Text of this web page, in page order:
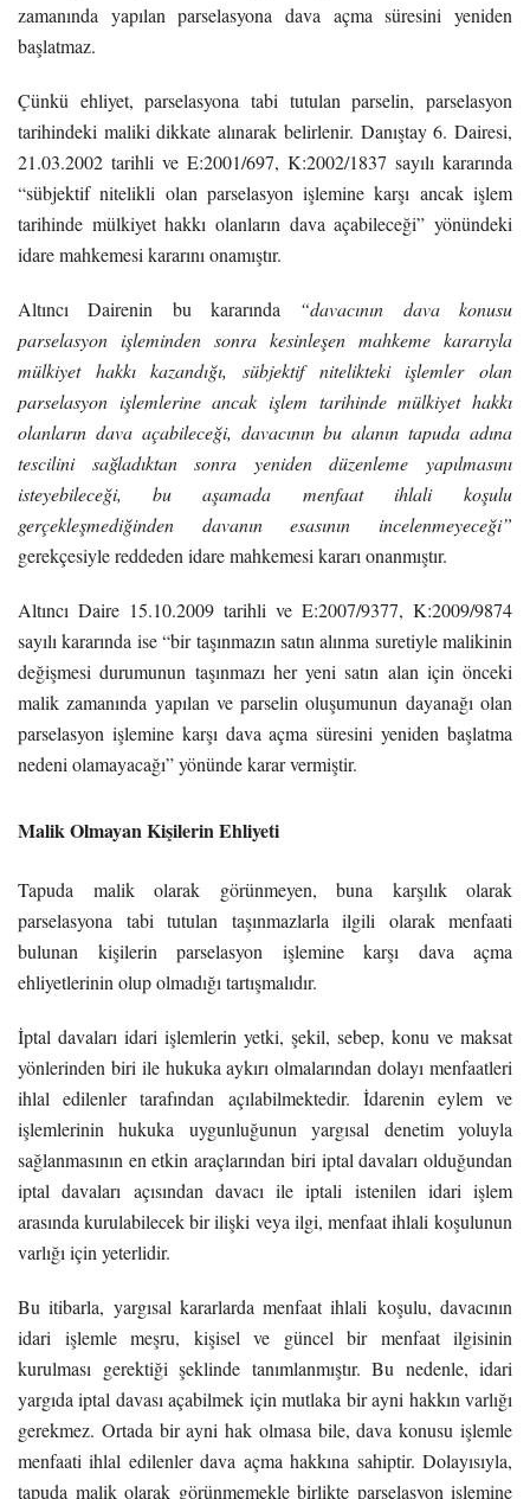
zamanında yapılan parselasyona dava açma süresini yeniden
başlatmaz.
Çünkü ehliyet, parselasyona tabi tutulan parselin, parselasyon
tarihindeki maliki dikkate alınarak belirlenir. Danıştay 6. Dairesi,
21.03.2002 tarihli ve E:2001/697, K:2002/1837 sayılı kararında
“sübjektif nitelikli olan parselasyon işlemine karşı ancak işlem
tarihinde mülkiyet hakkı olanların dava açabileceği” yönündeki
idare mahkemesi kararını onamıştır.
Altıncı Dairenin bu kararında “davacının dava konusu
parselasyon işleminden sonra kesinleşen mahkeme kararıyla
mülkiyet hakkı kazandığı, sübjektif nitelikteki işlemler olan
parselasyon işlemlerine ancak işlem tarihinde mülkiyet hakkı
olanların dava açabileceği, davacının bu alanın tapuda adına
tescilini sağladıktan sonra yeniden düzenleme yapılmasını
isteyebileceği, bu aşamada menfaat ihlalikoşulu
gerçekleşmediğinden davanın esasının incelenmeyeceği”
gerekçesiyle reddeden idare mahkemesi kararı onanmıştır.
Altıncı Daire 15.10.2009 tarihli ve E:2007/9377, K:2009/9874
sayılı kararında ise “bir taşınmazın satın alınma suretiyle malikinin
değişmesi durumunun taşınmazı her yeni satın alan için önceki
malik zamanında yapılan ve parselin oluşumunun dayanağı olan
parselasyon işlemine karşı dava açma süresini yeniden başlatma
nedeni olamayacağı” yönünde karar vermiştir.
Malik Olmayan Kişilerin Ehliyeti
Tapuda malik olarak görünmeyen, buna karşılık olarak
parselasyona tabi tutulan taşınmazlarla ilgili olarak menfaati
bulunan kişilerin parselasyon işlemine karşı dava açma
ehliyetlerinin olup olmadığı tartışmalıdır.
İptal davaları idari işlemlerin yetki, şekil, sebep, konu ve maksat
yönlerinden biri ile hukuka aykırı olmalarından dolayı menfaatleri
ihlal edilenler tarafından açılabilmektedir. İdarenin eylem ve
işlemlerinin hukuka uygunluğunun yargısal denetim yoluyla
sağlanmasının en etkin araçlarından biri iptal davaları olduğundan
iptal davaları açısından davacı ile iptali istenilen idari işlem
arasında kurulabilecek bir ilişki veya ilgi, menfaat ihlali koşulunun
varlığı için yeterlidir.
Bu itibarla, yargısal kararlarda menfaat ihlali koşulu, davacının
idari işlemle meşru, kişisel ve güncel bir menfaat ilgisinin
kurulması gerektiği şeklinde tanımlanmıştır. Bu nedenle, idari
yargıda iptal davası açabilmek için mutlaka bir ayni hakkın varlığı
gerekmez. Ortada bir ayni hak olmasa bile, dava konusu işlemle
menfaati ihlal edilenler dava açma hakkına sahiptir. Dolayısıyla,
tapuda malik olarak görünmemekle birlikte parselasyon işlemine